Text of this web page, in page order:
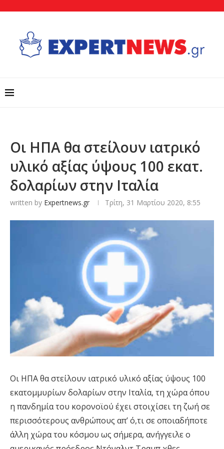
Οι ΗΠΑ θα στείλουν ιατρικό
υλικό αξίας ύψους 100 εκατ.
δολαρίων στην Ιταλία
written by Expertnews.gr Τρίτη, 31 Μαρτίου 2020, 8:55
Οι ΗΠΑ θα στείλουν ιατρικό υλικό αξίας ύψους 100
εκατομμυρίων δολαρίων στην Ιταλία, τη χώρα όπου
η πανδημία του κορονοϊού έχει στοιχίσει τη ζωή σε
περισσότερους ανθρώπους απ’ ό,τι σε οποιαδήποτε
άλλη χώρα του κόσμου ως σήμερα, ανήγγειλε ο